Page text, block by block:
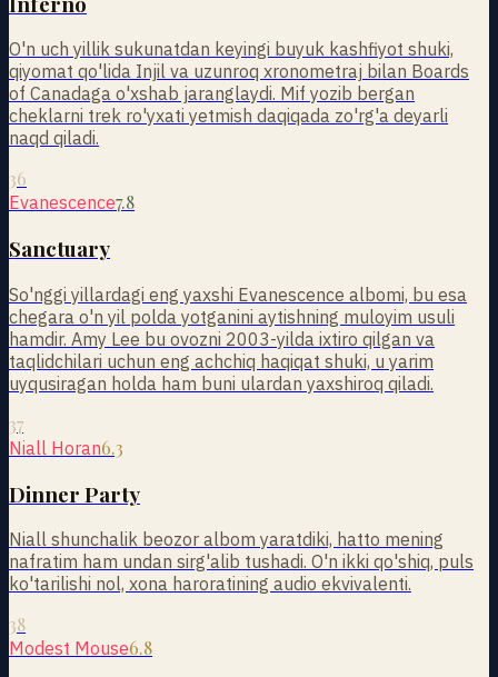
O'n uch yillik sukunatdan keyingi buyuk kashfiyot shuki,
qiyomat qo'lida Injil va uzunroq xronometraj bilan Boards
of Canadaga o'xshab jaranglaydi. Mif yozib bergan
cheklarni trek ro'yxati yetmish daqiqada zo'rg'a deyarli
naqd qiladi.
36
Evanescence7.8
Sanctuary
So'nggi yillardagi eng yaxshi Evanescence albomi, bu esa
chegara o'n yil polda yotganini aytishning muloyim usuli
hamdir. Amy Lee bu ovozni 2003-yilda ixtiro qilgan va
taqlidchilari uchun eng achchiq haqiqat shuki, u yarim
uyqusiragan holda ham buni ulardan yaxshiroq qiladi.
37
Niall Horan6.3
Dinner Party
Niall shunchalik beozor albom yaratdiki, hatto mening
nafratim ham undan sirg'alib tushadi. O'n ikki qo'shiq, puls
ko'tarilishi nol, xona haroratining audio ekvivalenti.
38
Modest Mouse6.8